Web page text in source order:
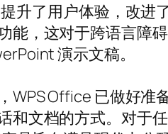
升了用户体验，改
，这对于跨语言障
演示文稿。
Office 已做好
和文档的方式。对于